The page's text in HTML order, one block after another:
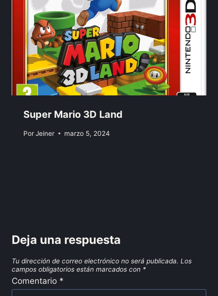
Super Mario 3D Land
PorJeiner marzo 5, 2024
Deja una respuesta
Tu dirección de correo electrónico no será publicada. Los
campos obligatorios están marcados con *
Comentario *